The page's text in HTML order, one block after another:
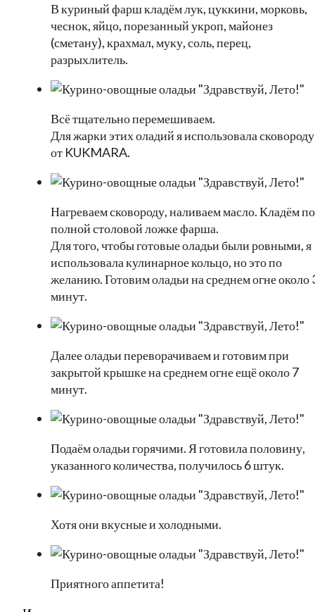
В куриный фарш кладём лук, цуккини, морковь,
чеснок, яйцо, порезанный укроп, майонез
(сметану), крахмал, муку, соль, перец,
разрыхлитель.
Всё тщательно перемешиваем.
Для жарки этих оладий я использовала сковороду
от KUKMARA.
Нагреваем сковороду, наливаем масло. Кладём по
полной столовой ложке фарша.
Для того, чтобы готовые оладьи были ровными, я
использовала кулинарное кольцо, но это по
желанию. Готовим оладьи на среднем огне около
минут.
Далее оладьи переворачиваем и готовим при
закрытой крышке на среднем огне ещё около 7
минут.
Подаём оладьи горячими. Я готовила половину,
указанного количества, получилось 6 штук.
Хотя они вкусные и холодными.
Приятного аппетита!